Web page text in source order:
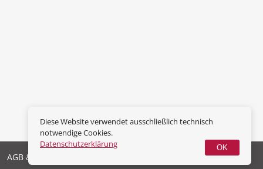
AGB & Widerrufsrecht
Diese Website verwendet ausschließlich technisch
notwendige Cookies.
Datenschutzerklärung
OK